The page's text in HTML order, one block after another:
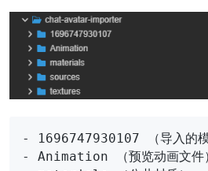
- 1696747930107 （导入的模
- Animation （预览动画文件